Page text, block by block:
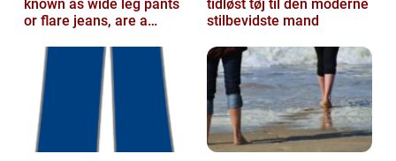
known as wide leg pants
or flare jeans, are a
for those ...
tidløst tøj til den moderne
stilbevidste mand